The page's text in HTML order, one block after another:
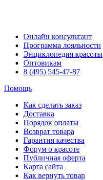
Онлайн консультант
Программа лояльности
Энциклопедия красоты
Оптовикам
8 (495) 545-47-87
Помощь
Как сделать заказ
Доставка
Порядок оплаты
Возврат товара
Гарантия качества
Форум о красоте
Публичная оферта
Карта сайта
Как вернуть товар